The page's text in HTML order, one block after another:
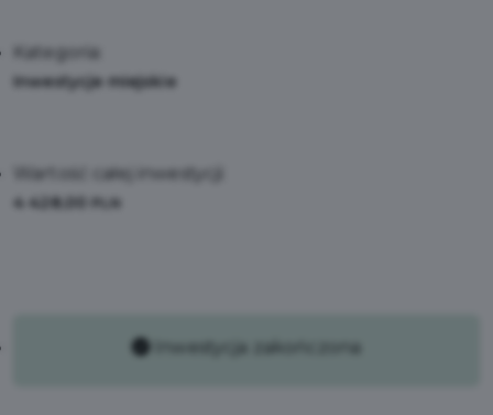
Kategoria:
Inwestycje miejskie
Wartość całej inwestycji:
4 428,00
Inwestycja zakończona